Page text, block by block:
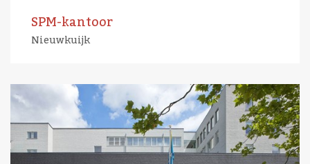
SPM-kantoor
Nieuwkuijk